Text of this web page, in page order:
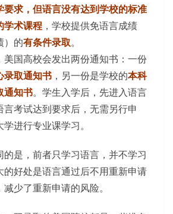
要求，但语言没有达到学校的标准
学术课程 ，学校提供免语言成绩
）的有条件录取。
美国高校会发出两份通知书：一份
录取通知书 ，另一份是学校的本科
通知书。学生入学后，先进入语言
言考试达到要求后，无需另行申
进行专业课学习。
是，前者只学习语言，并不学习
的好处是语言通过后不用重新申请
少了重新申请的风险。